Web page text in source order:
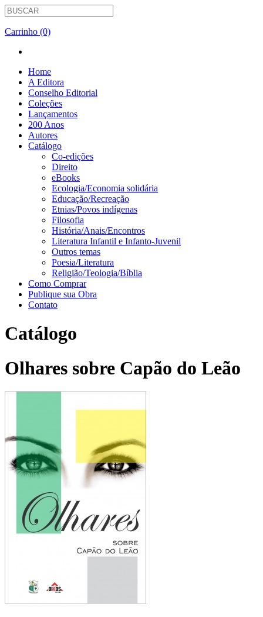
Carrinho (0)
Home
A Editora
Conselho Editorial
Coleções
Lançamentos
200 Anos
Autores
Catálogo
Co-edições
Direito
eBooks
Ecologia/Economia solidária
Educação/Recreação
Etnias/Povos indígenas
Filosofia
História/Anais/Encontros
Literatura Infantil e Infanto-Juvenil
Outros temas
Poesia/Literatura
Religião/Teologia/Bíblia
Como Comprar
Publique sua Obra
Contato
Catálogo
Olhares sobre Capão do Leão